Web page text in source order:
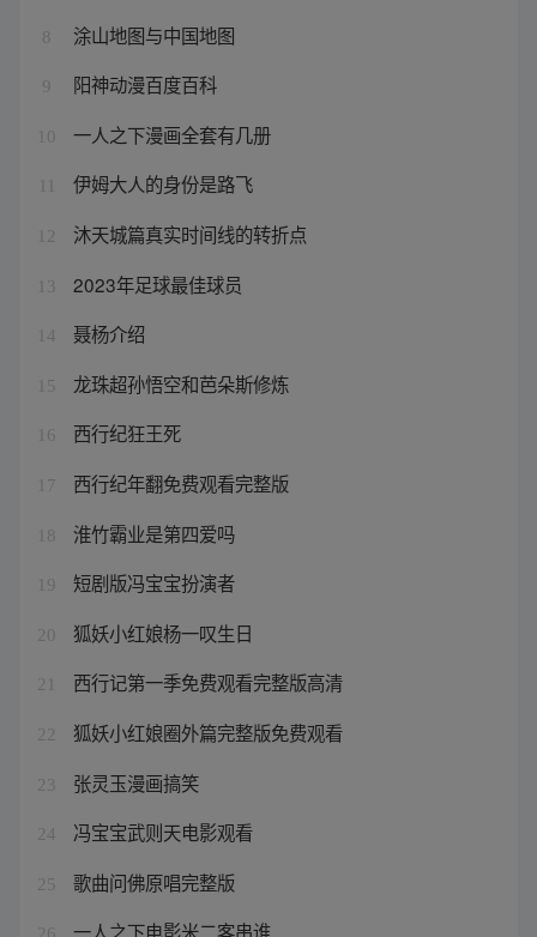
8 涂山地图与中国地图
9 阳神动漫百度百科
10 一人之下漫画全套有几册
伊姆大人的身份是路飞
12 沐天城篇真实时间线的转折点
13 2023年足球最佳球员
14 聂杨介绍
15 龙珠超孙悟空和芭朵斯修炼
16 西行纪狂王死
17 西行纪年翻免费观看完整版
18 淮竹霸业是第四爱吗
19 短剧版冯宝宝扮演者
20 狐妖小红娘杨一叹生日
21 西行记第一季免费观看完整版高清
22 狐妖小红娘圈外篇完整版免费观看
23 张灵玉漫画搞笑
24 冯宝宝武则天电影观看
25 歌曲问佛原唱完整版
一人之下电影米二客串谁